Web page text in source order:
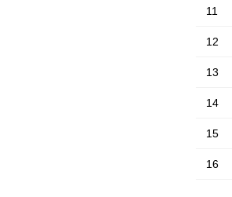
11
12
13
14
15
16